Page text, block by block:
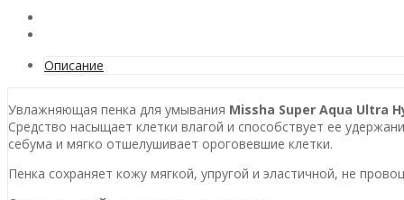
Описание
Увлажняющая пенка для умывания Missha Super Aqua Ultra
Средство насыщает клетки влагой и способствует ее
себума и мягко отшелушивает ороговевшие клетки.
Пенка сохраняет кожу мягкой, упругой и эластичной, не